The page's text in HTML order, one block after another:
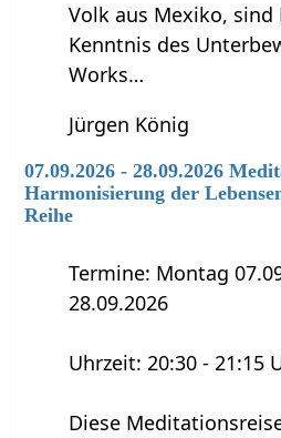
Volk aus Mexiko,
Kenntnis des
Works…
Jürgen König
07.09.2026 - 28.09.2026
Harmonisierung der
Reihe
Termine: Montag
28.09.2026
Uhrzeit: 20:30 - 21:15
Diese